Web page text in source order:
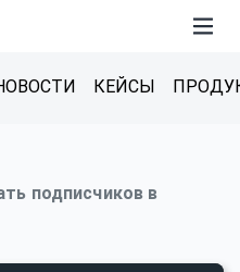
КЕЙСЫ
подписчиков в